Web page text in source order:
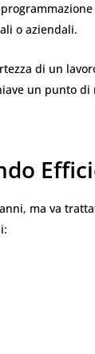
o aziendali.
di un
un punto
ma va